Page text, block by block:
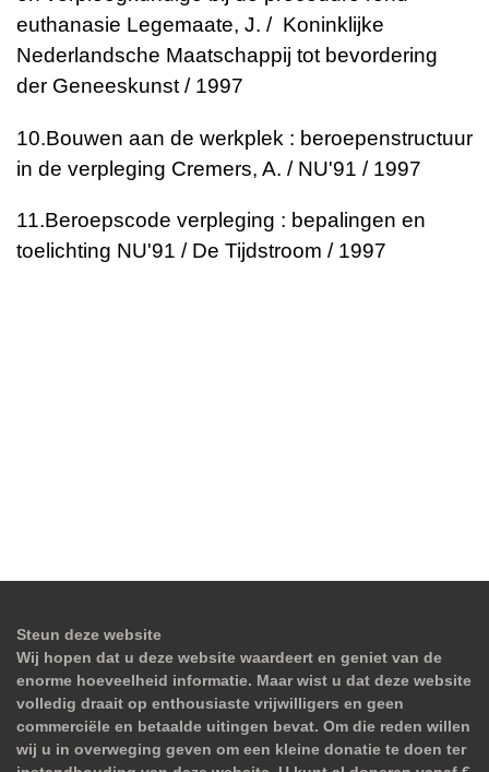
euthanasie Legemaate, J. / Koninklijke
Nederlandsche Maatschappij tot bevordering
der Geneeskunst / 1997
10.Bouwen aan de werkplek : beroepenstructuur
in de verpleging Cremers, A. / NU'91 / 1997
11.Beroepscode verpleging : bepalingen en
toelichting NU'91 / De Tijdstroom / 1997
Steun deze website
Wij hopen dat u deze website waardeert en geniet van de
enorme hoeveelheid informatie. Maar wist u dat deze website
volledig draait op enthousiaste vrijwilligers en geen
commerciële en betaalde uitingen bevat. Om die reden willen
wij u in overweging geven om een kleine donatie te doen ter